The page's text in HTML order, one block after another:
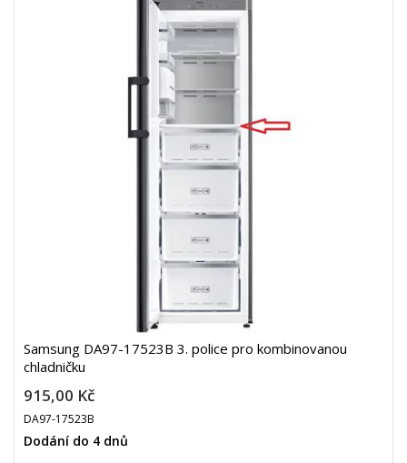
Samsung DA97-17523B 3. police pro kombinovanou
chladničku
915,00 Kč
DA97-17523B
Dodání do 4 dnů